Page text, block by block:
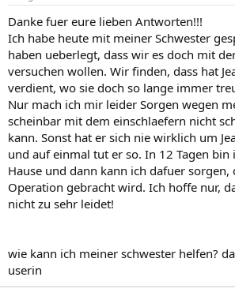
Danke fuer eure lieben Antworten!!!
Ich habe heute mit meiner Schwester
haben ueberlegt, dass wir es doch mit
versuchen wollen. Wir finden, dass hat
verdient, wo sie doch so lange immer
Nur mach ich mir leider Sorgen wegen
scheinbar mit dem einschlaefern nicht
kann. Sonst hat er sich nie wirklich um
und auf einmal tut er so. In 12 Tagen bin
Hause und dann kann ich dafuer sorgen,
Operation gebracht wird. Ich hoffe nur,
nicht zu sehr leidet!
wie kann ich meiner schwester helfen?
userin